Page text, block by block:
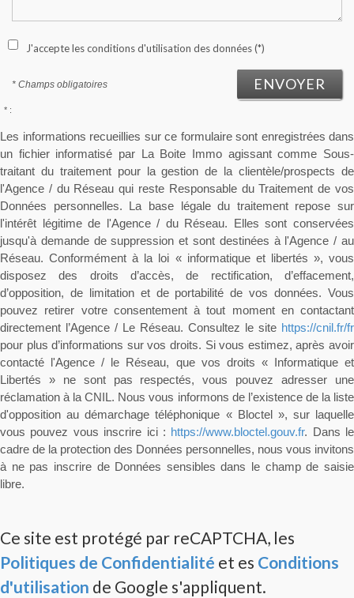
J'accepte les conditions d'utilisation des données (*)
* Champs obligatoires ENVOYER
* :
Les informations recueillies sur ce formulaire sont enregistrées dans
un fichier informatisé par La Boite Immo agissant comme Sous-
traitant du traitement pour la gestion de la clientèle/prospects de
l'Agence / du Réseau qui reste Responsable du Traitement de vos
Données personnelles. La base légale du traitement repose sur
l'intérêt légitime de l'Agence / du Réseau. Elles sont conservées
jusqu'à demande de suppression et sont destinées à l'Agence / au
Réseau. Conformément à la loi « informatique et libertés », vous
disposez des droits d’accès, de rectification, d’effacement,
d’opposition, de limitation et de portabilité de vos données. Vous
pouvez retirer votre consentement à tout moment en contactant
directement l’Agence / Le Réseau. Consultez le site https://cnil.fr/fr
pour plus d’informations sur vos droits. Si vous estimez, après avoir
contacté l'Agence / le Réseau, que vos droits « Informatique et
Libertés » ne sont pas respectés, vous pouvez adresser une
réclamation à la CNIL. Nous vous informons de l’existence de la liste
d'opposition au démarchage téléphonique « Bloctel », sur laquelle
vous pouvez vous inscrire ici : https://www.bloctel.gouv.fr. Dans le
cadre de la protection des Données personnelles, nous vous invitons
à ne pas inscrire de Données sensibles dans le champ de saisie
libre.
Ce site est protégé par reCAPTCHA, les
Politiques de Confidentialité et es Conditions
d'utilisation de Google s'appliquent.